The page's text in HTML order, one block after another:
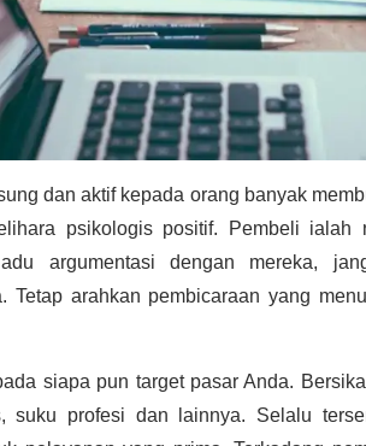
dan aktif kepada orang banyak
psikologis positif. Pembeli
argumentasi dengan mereka,
Tetap arahkan pembicaraan yang
siapa pun target pasar Anda.
suku profesi dan lainnya. Selalu